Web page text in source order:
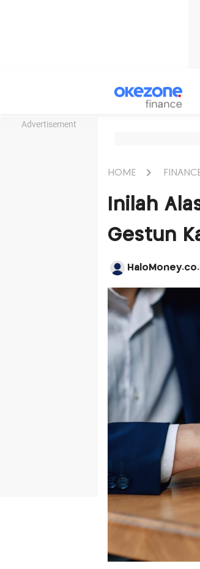
Advertisement
HOME
Inilah
Gestun